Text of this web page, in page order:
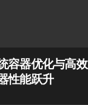
容器优化与高效
性能跃升